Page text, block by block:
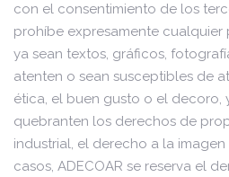
con el consentimiento de los
prohíbe expresamente
ya sean textos, gráficos,
atenten o sean susceptibles de
ética, el buen gusto o el decoro,
quebranten los derechos de
industrial, el derecho a la imagen
casos, ADECOAR se reserva el